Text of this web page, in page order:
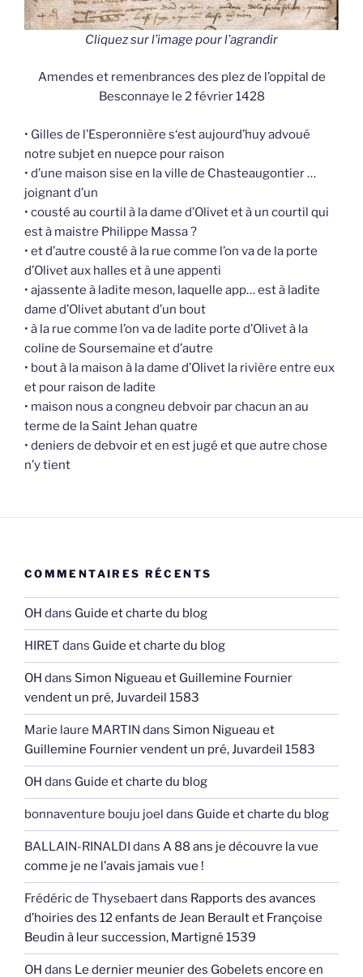
Cliquez sur l’image pour l’agrandir
Amendes et remenbrances des plez de l’oppital de
Besconnaye le 2 février 1428
• Gilles de l’Esperonnière s‘est aujourd’huy advoué
notre subjet en nuepce pour raison
• d’une maison sise en la ville de Chasteaugontier …
joignant d’un
• cousté au courtil à la dame d’Olivet et à un courtil qui
est à maistre Philippe Massa ?
• et d’autre cousté à la rue comme l’on va de la porte
d’Olivet aux halles et à une appenti
• ajassente à ladite meson, laquelle app… est à ladite
dame d’Olivet abutant d’un bout
• à la rue comme l’on va de ladite porte d’Olivet à la
coline de Soursemaine et d’autre
• bout à la maison à la dame d’Olivet la rivière entre eux
et pour raison de ladite
• maison nous a congneu debvoir par chacun an au
terme de la Saint Jehan quatre
• deniers de debvoir et en est jugé et que autre chose
n’y tient
COMMENTAIRES RÉCENTS
OH dans Guide et charte du blog
HIRET dans Guide et charte du blog
OH dans Simon Nigueau et Guillemine Fournier
vendent un pré, Juvardeil 1583
Marie laure MARTIN dans Simon Nigueau et
Guillemine Fournier vendent un pré, Juvardeil 1583
OH dans Guide et charte du blog
bonnaventure bouju joel dans Guide et charte du blog
BALLAIN-RINALDI dans A 88 ans je découvre la vue
comme je ne l’avais jamais vue !
Frédéric de Thysebaertdans Rapports des avances
d’hoiries des 12 enfants de Jean Berault et Françoise
Beudin à leur succession, Martigné 1539
OH dans Le dernier meunier des Gobelets encore en